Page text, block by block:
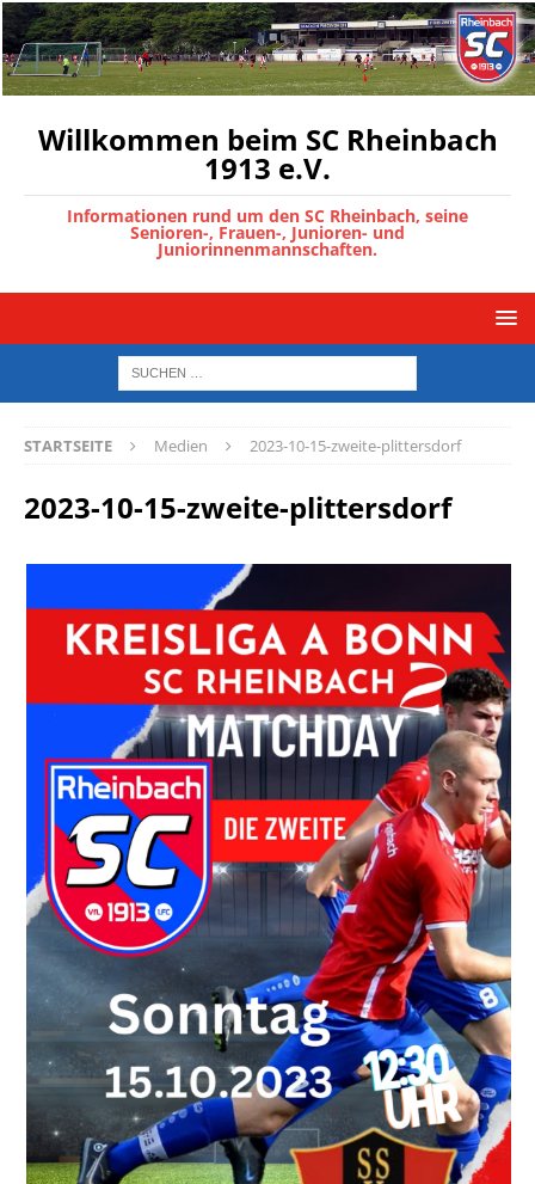
Willkommen beim SC Rheinbach
1913 e.V.
Informationen rund um den SC Rheinbach, seine
Senioren-, Frauen-, Junioren- und
Juniorinnenmannschaften.
STARTSEITE Medien 2023-10-15-zweite-plittersdorf
2023-10-15-zweite-plittersdorf